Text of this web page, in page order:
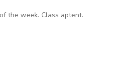
the week. Class aptent.